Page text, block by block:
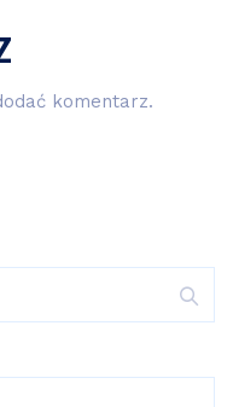
komentarz.